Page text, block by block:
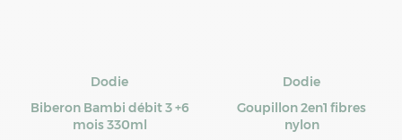
Dodie
Biberon Bambi débit 3 +6
mois 330ml
Dodie
Goupillon 2en1 fibres
nylon